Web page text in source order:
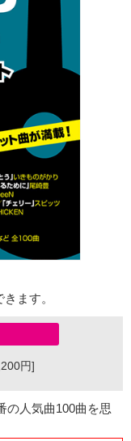
ます。
円]
の人気曲100曲を思